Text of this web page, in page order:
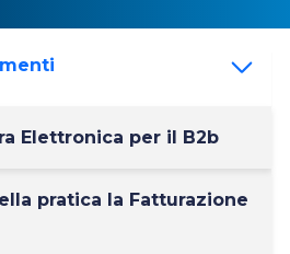
Elettronica per il B2b
pratica la Fatturazione